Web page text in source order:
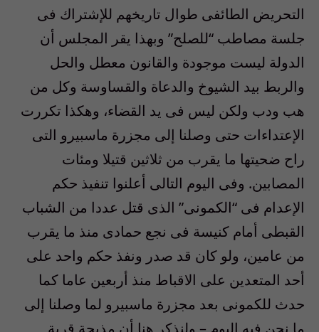
التحريض الطائفى طوال تاريخهم للإشتراك فى
جلسة مصاطب “للصلح” وبهذا يقر المجلس أن
الدولة ليست موجودة والقانون معطل والحل
والربط بيد الشيوخ والدعاة والقساوسة وكل من
هب ودب ولكن ليس فى يد القضاء، وهكذا تكررت
الإعتداءات حتى وصلنا إلى مجزرة ماسبيرو التى
راح ضحيتها ما يقرب من ثلاثين قتيلا ومئات
المصابين. وفى اليوم التالى أعلنوا تنفيذ حكم
الإعدام فى “الكمونى” الذى قتل عددا من الشباب
القبطى أمام كنيسة فى نجع حمادى منذ ما يقرب
من عامين، ولو كان قد صدر ونفذ حكم واحد على
أحد المتعدين على الاقباط منذ أربعين عاما كما
حدث للكمونى بعد مجزرة ماسبيرو لما وصلنا إلى
ما نحن فيه اليوم – ولنذكر هنا أن مذبحة قرية